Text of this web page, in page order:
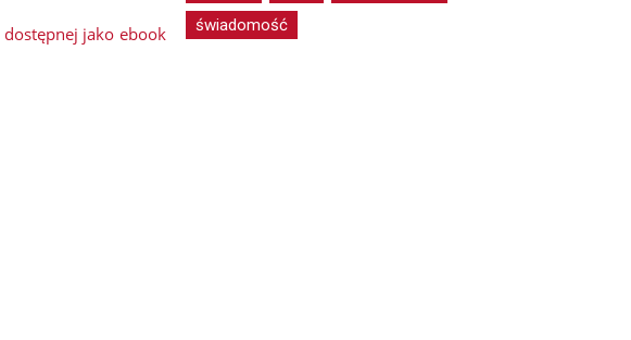
dostępnej jako ebook
świadomość